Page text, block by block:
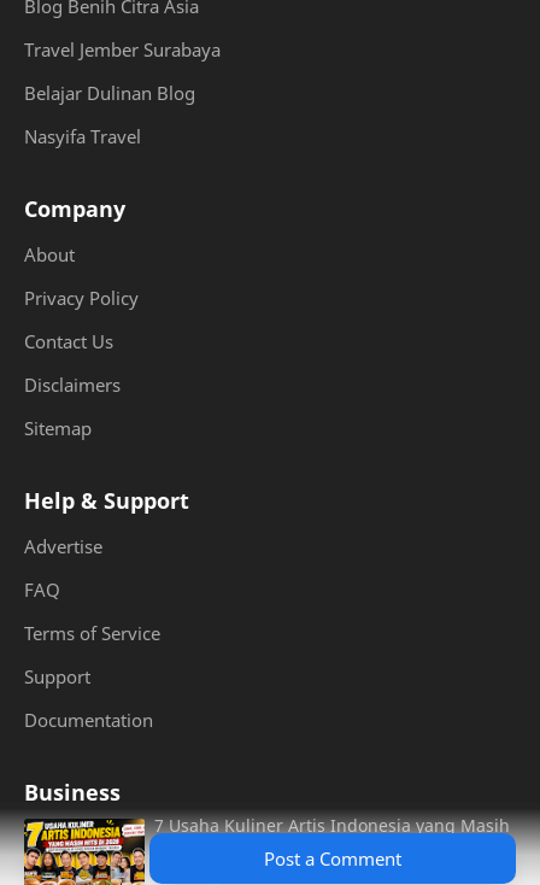
Post a Comment
Blog Benih Citra Asia
Travel Jember Surabaya
Belajar Dulinan Blog
Nasyifa Travel
Company
About
Privacy Policy
Contact Us
Disclaimers
Sitemap
Help & Support
Advertise
FAQ
Terms of Service
Support
Documentation
Business
7 Usaha Kuliner Artis Indonesia yang Masih
Hits di 2026, Dari Burger Aldi Taher hingga
Warung Taburai